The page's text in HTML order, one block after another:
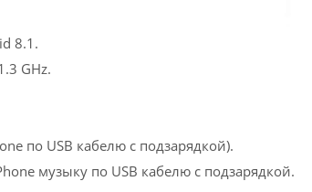
8.1.
GHz.
по USB кабелю с подзарядкой).
музыку по USB кабелю с подзарядкой.